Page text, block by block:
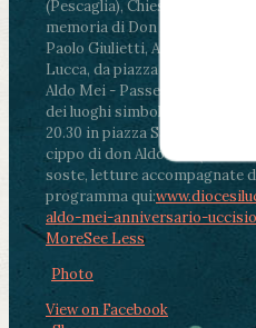
(Pescaglia), Chiesa
memoria di Don Aldo Mei
Paolo Giulietti, Arcivescovo di
Lucca, da piazza San Michele
Aldo Mei - Passeggiata della
dei luoghi simbolo della città.
20.30 in piazza San Michele
cippo di don Aldo Mei (Porta
soste, letture accompagnate
programma qui:
aldo-mei-anniversario-
MoreSee Less
Photo
View on Facebook